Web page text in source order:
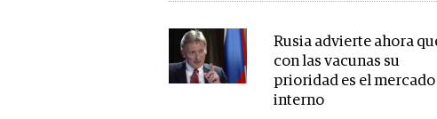
Rusia advierte ahora
con las vacunas su
prioridad es el mercado
interno